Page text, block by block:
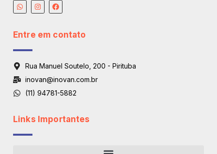
Entre em contato
Rua Manuel Soutelo, 200 - Pirituba
inovan@inovan.com.br
(11) 94781-5882
Links Importantes